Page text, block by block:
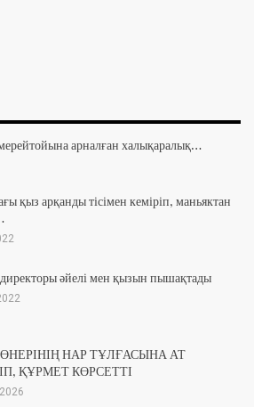
арналған халықаралық…
қыз арқанды тісімен кеміріп, маньяктан
әйелі мен қызын пышақтады
НАР ТҰЛҒАСЫНА АТ
ҚҰРМЕТ КӨРСЕТТІ